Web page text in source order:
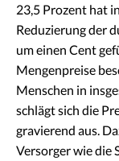
23,5 Prozent hat
Reduzierung der
um einen Cent
Mengenpreise
Menschen in
schlägt sich die
gravierend aus.
Versorger wie die